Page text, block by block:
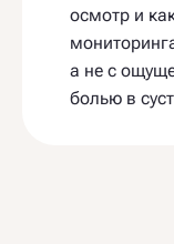
осмотр и
а не с
болью в